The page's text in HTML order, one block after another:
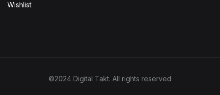
Wishlist
©2024 Digital Takt. All rights reserved